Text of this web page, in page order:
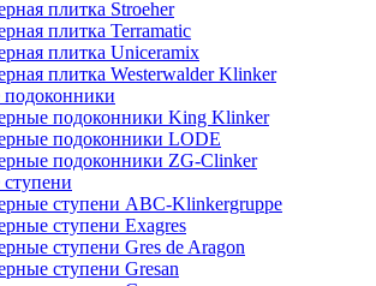
плитка Stroeher
плитка Terramatic
плитка Uniceramix
плитка Westerwalder Klinker
подоконники King Klinker
подоконники LODE
подоконники ZG-Clinker
ступени ABC-Klinkergruppe
ступени Exagres
ступени Gres de Aragon
ступени Gresan